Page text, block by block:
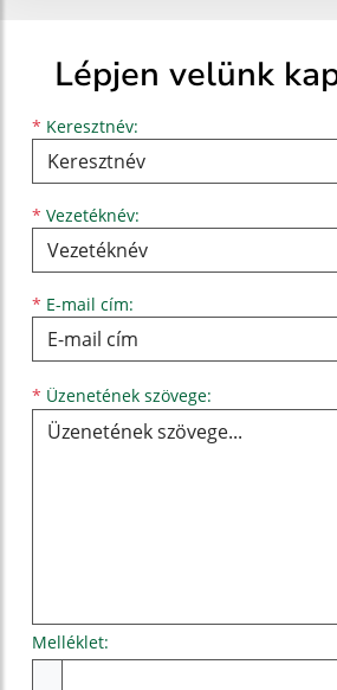
Lépjen velünk
* Keresztnév:
Keresztnév
* Vezetéknév:
Vezetéknév
* E-mail cím:
E-mail cím
* Üzenetének szövege:
Melléklet: